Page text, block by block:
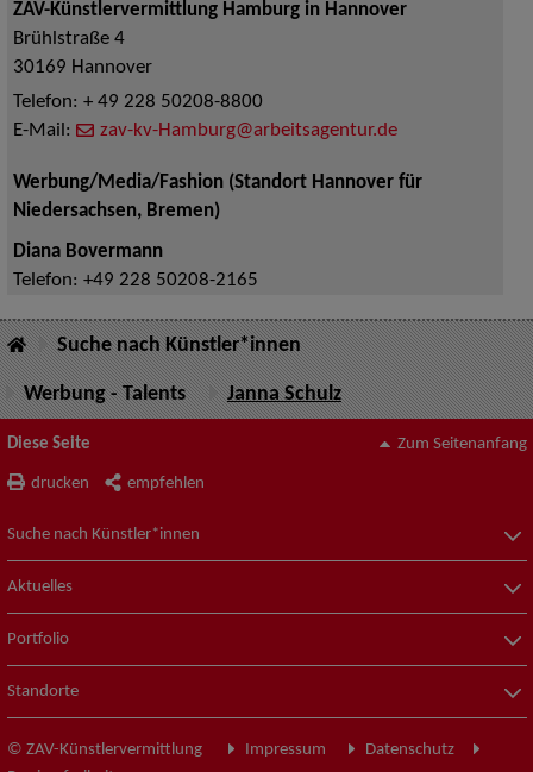
ZAV-Künstlervermittlung Hamburg in Hannover
Brühlstraße 4
30169 Hannover
Telefon: + 49 228 50208-8800
E-Mail:
zav-kv-Hamburg@arbeitsagentur.de
Werbung/Media/Fashion (Standort Hannover für
Niedersachsen, Bremen)
Diana Bovermann
Telefon: +49 228 50208-2165
Suche nach Künstler*innen
Werbung - Talents Janna Schulz
Diese Seite
drucken empfehlen
Zum Seitenanfang
Suche nach Künstler*innen
Aktuelles
Portfolio
Standorte
© ZAV-Künstlervermittlung Impressum
Datenschutz